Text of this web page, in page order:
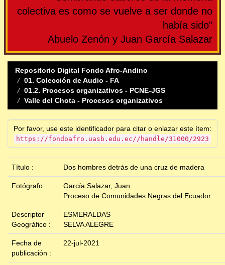
colectiva es como se vuelve a ser donde no
había sido"
Abuelo Zenón y Juan García Salazar
Repositorio Digital Fondo Afro-Andino
01. Colección de Audio - FA
01.2. Procesos organizativos - PCNE-JGS
Valle del Chota - Procesos organizativos
Por favor, use este identificador para citar o enlazar este ítem:
https://fondoafro.uasb.edu.ec//handle/31000/2923
Título : Dos hombres detrás de una cruz de madera
Fotógrafo:
García Salazar, Juan
Proceso de Comunidades Negras del Ecuador
Descriptor
Geográfico :
ESMERALDAS
SELVA ALEGRE
Fecha de
publicación :
22-jul-2021